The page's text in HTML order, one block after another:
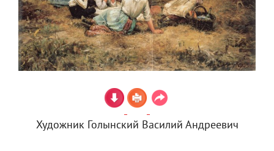
Художник Голынский Василий Андреевич